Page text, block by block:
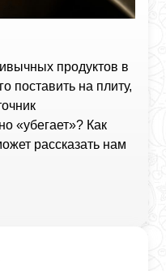
продуктов в
поставить на плиту,
«убегает»? Как
рассказать нам